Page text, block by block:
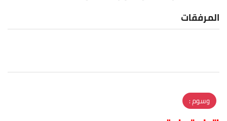
المرفقات
وسوم :